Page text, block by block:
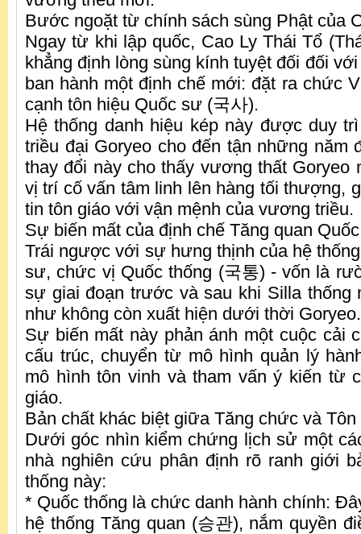
Bước ngoặt từ chính sách sùng Phật của
Ngay từ khi lập quốc, Cao Ly Thái Tổ
khẳng định lòng sùng kính tuyệt đối đối
ban hành một định chế mới: đặt ra chức
cạnh tôn hiệu Quốc sư (국사).
Hệ thống danh hiệu kép này được duy
triều đại Goryeo cho đến tận những năm
thay đổi này cho thấy vương thất Goryeo
vị trí cố vấn tâm linh lên hàng tối thượng,
tin tôn giáo với vận mệnh của vương triều.
Sự biến mất của định chế Tăng quan
Trái ngược với sự hưng thịnh của hệ
sư, chức vị Quốc thống (국통) - vốn là
sự giai đoạn trước và sau khi Silla thống
như không còn xuất hiện dưới thời Goryeo.
Sự biến mất này phản ánh một cuộc cải
cấu trúc, chuyển từ mô hình quản lý
mô hình tôn vinh và tham vấn ý kiến từ
giáo.
Bản chất khác biệt giữa Tăng chức và Tôn
Dưới góc nhìn kiểm chứng lịch sử một
nhà nghiên cứu phân định rõ ranh giới
thống này:
* Quốc thống là chức danh hành chính:
hệ thống Tăng quan (승관), nắm quyền